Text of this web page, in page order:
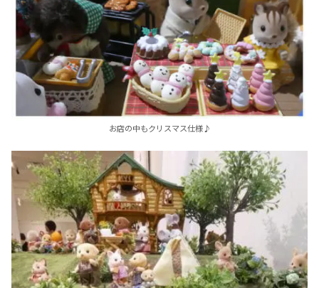
お店の中もクリスマス仕様♪